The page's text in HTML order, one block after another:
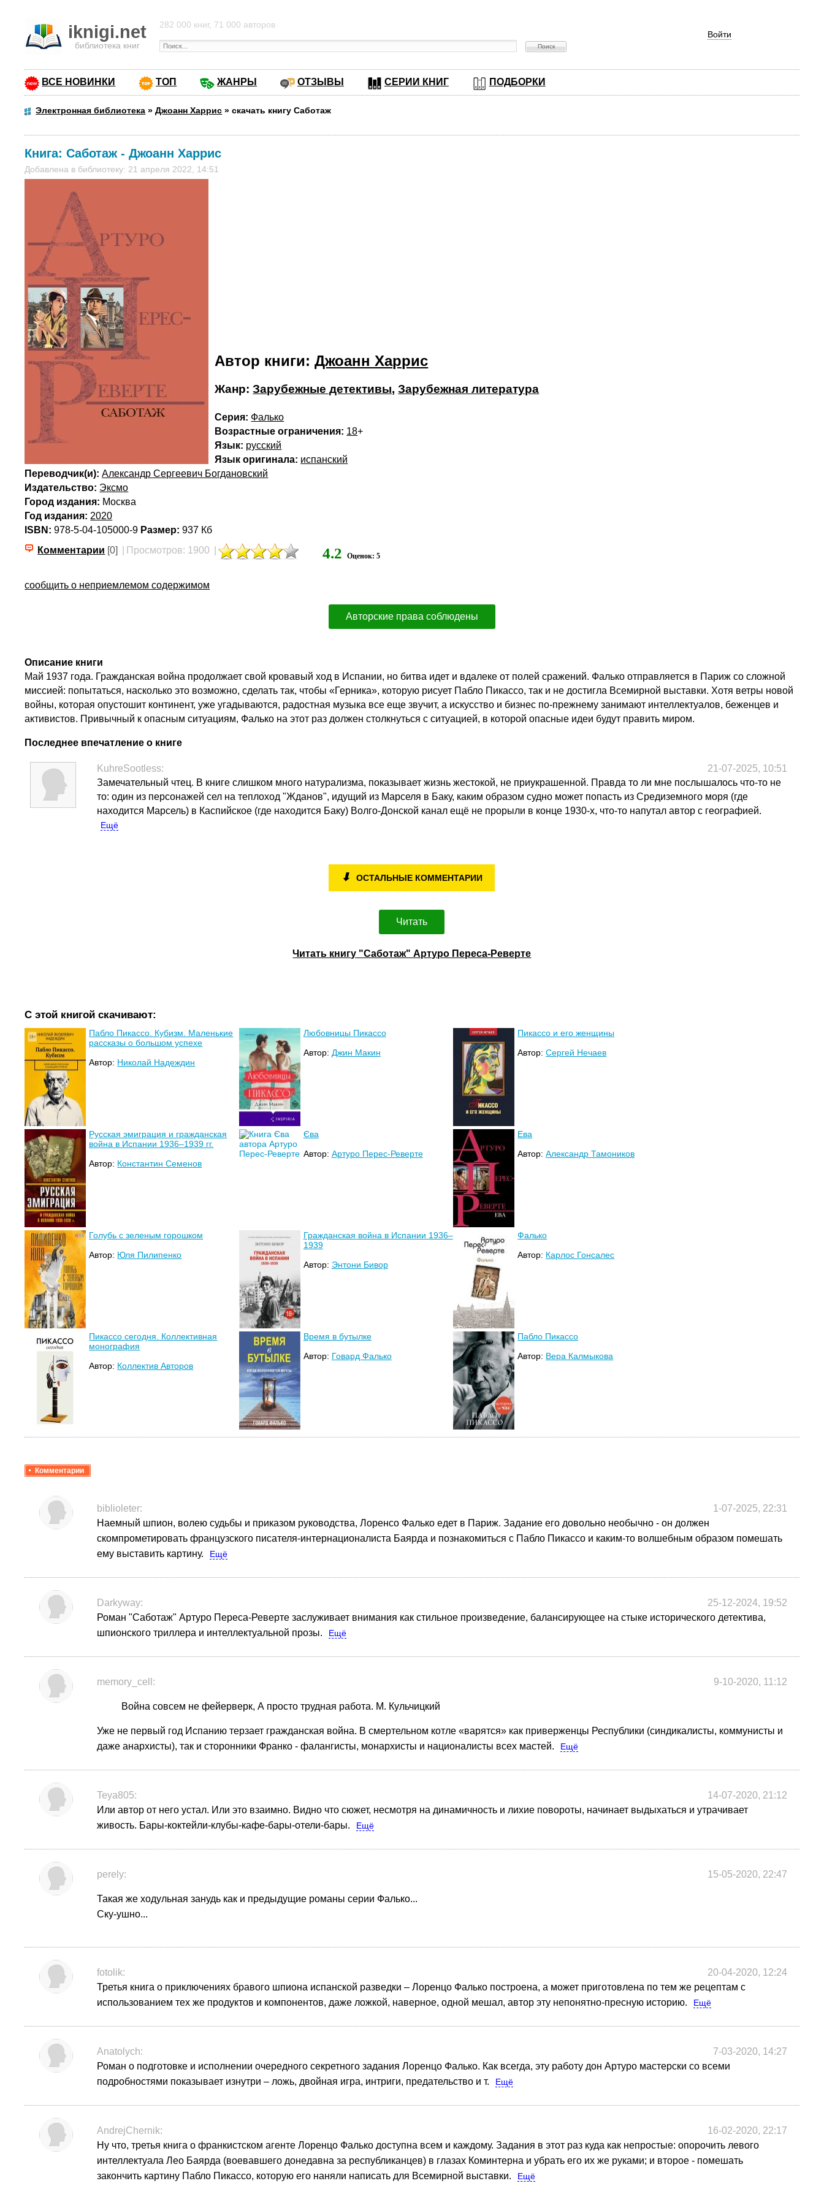
iknigi.net
библиотека книг
Войти
282 000 книг, 71 000 авторов
ВСЕ НОВИНКИ ТОП ЖАНРЫ ОТЗЫВЫ СЕРИИ КНИГ ПОДБОРКИ
Электронная библиотека »Джоанн Харрис »скачать книгу Саботаж
Книга:Саботаж -Джоанн Харрис
Добавлена в библиотеку: 21 апреля 2022, 14:51
Автор книги:Джоанн Харрис
Жанр:Зарубежные детективы,Зарубежная литература
Серия: Фалько
Возрастные ограничения: 18+
Язык: русский
Язык оригинала: испанский
Переводчик(и): Александр Сергеевич Богдановский
Издательство: Эксмо
Город издания: Москва
Год издания: 2020
ISBN: 978-5-04-105000-9 Размер: 937 Кб
Комментарии [0] Просмотров: 1900 4.2 Оценок: 5
сообщить о неприемлемом содержимом
Авторские права соблюдены
Описание книги
Май 1937 года. Гражданская война продолжает свой кровавый ход в Испании, но битва идет и вдалеке от полей сражений. Фалько отправляется в Париж со сложной
миссией: попытаться, насколько это возможно, сделать так, чтобы «Герника», которую рисует Пабло Пикассо, так и не достигла Всемирной выставки. Хотя ветры новой
войны, которая опустошит континент, уже угадываются, радостная музыка все еще звучит, а искусство и бизнес по-прежнему занимают интеллектуалов, беженцев и
активистов. Привычный к опасным ситуациям, Фалько на этот раз должен столкнуться с ситуацией, в которой опасные идеи будут править миром.
Последнее впечатление о книге
KuhreSootless:
21-07-2025, 10:51
Замечательный чтец. В книге слишком много натурализма, показывает жизнь жестокой, не приукрашенной. Правда то ли мне послышалось что-то не
то: один из персонажей сел на теплоход "Жданов", идущий из Марселя в Баку, каким образом судно может попасть из Средиземного моря (где
находится Марсель) в Каспийское (где находится Баку) Волго-Донской канал ещё не прорыли в конце 1930-х, что-то напутал автор с географией.
Ещё
⬇ ОСТАЛЬНЫЕ КОММЕНТАРИИ
Читать
Читать книгу "Саботаж" Артуро Переса-Реверте
С этой книгой скачивают:
Пабло Пикассо. Кубизм. Маленькие
рассказы о большом успехе
Автор: Николай Надеждин
Любовницы Пикассо
Автор: Джин Макин
Пикассо и его женщины
Автор:Сергей Нечаев
Русская эмиграция и гражданская
война в Испании 1936–1939 гг.
Автор: Константин Семенов
Єва
Автор: Артуро Перес-Реверте
Ева
Автор:Александр Тамоников
Голубь с зеленым горошком
Автор: Юля Пилипенко
Гражданская война в Испании 1936–
1939
Автор: Энтони Бивор
Фалько
Автор: Карлос Гонсалес
Пикассо сегодня. Коллективная
монография
Автор: Коллектив Авторов
Время в бутылке
Автор: Говард Фалько
Пабло Пикассо
Автор: Вера Калмыкова
Комментарии
biblioleter:
1-07-2025, 22:31
Наемный шпион, волею судьбы и приказом руководства, Лоренсо Фалько едет в Париж. Задание его довольно необычно - он должен
скомпрометировать французского писателя-интернационалиста Баярда и познакомиться с Пабло Пикассо и каким-то волшебным образом помешать
ему выставить картину.
Ещё
Darkyway:
25-12-2024, 19:52
Роман "Саботаж" Артуро Переса-Реверте заслуживает внимания как стильное произведение, балансирующее на стыке исторического детектива,
шпионского триллера и интеллектуальной прозы.
Ещё
memory_cell: 9-10-2020, 11:12
Война совсем не фейерверк, А просто трудная работа. М. Кульчицкий
Уже не первый год Испанию терзает гражданская война. В смертельном котле «варятся» как приверженцы Республики (синдикалисты, коммунисты и
даже анархисты), так и сторонники Франко - фалангисты, монархисты и националисты всех мастей.
Ещё
Teya805:
14-07-2020, 21:12
Или автор от него устал. Или это взаимно. Видно что сюжет, несмотря на динамичность и лихие повороты, начинает выдыхаться и утрачивает
живость. Бары-коктейли-клубы-кафе-бары-отели-бары.
Ещё
perely: 15-05-2020, 22:47
Такая же ходульная занудь как и предыдущие романы серии Фалько...
Ску-ушно...
fotolik:
20-04-2020, 12:24
Третья книга о приключениях бравого шпиона испанской разведки – Лоренцо Фалько построена, а может приготовлена по тем же рецептам с
использованием тех же продуктов и компонентов, даже ложкой, наверное, одной мешал, автор эту непонятно-пресную историю.
Ещё
Anatolych:
7-03-2020, 14:27
Роман о подготовке и исполнении очередного секретного задания Лоренцо Фалько. Как всегда, эту работу дон Артуро мастерски со всеми
подробностями показывает изнутри – ложь, двойная игра, интриги, предательство и т.
Ещё
AndrejChernik:
16-02-2020, 22:17
Ну что, третья книга о франкистском агенте Лоренцо Фалько доступна всем и каждому. Задания в этот раз куда как непростые: опорочить левого
интеллектуала Лео Баярда (воевавшего донедавна за республиканцев) в глазах Коминтерна и убрать его их же руками; и второе - помешать
закончить картину Пабло Пикассо, которую его наняли написать для Всемирной выставки.
Ещё